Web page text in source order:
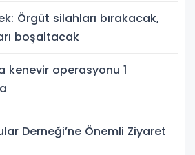
Örgüt silahları bırakacak,
boşaltacak
kenevir operasyonu 1
Derneği’ne Önemli Ziyaret